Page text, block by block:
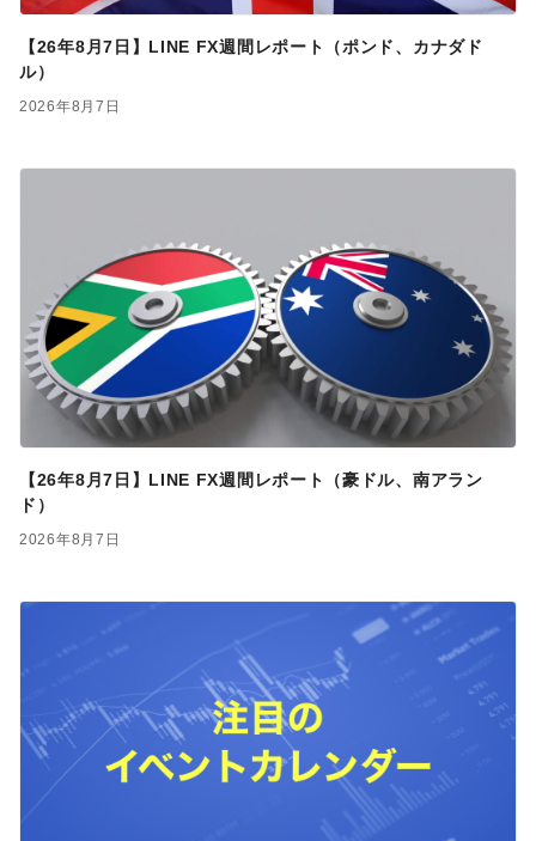
【26年8月7日】LINE FX週間レポート（ポンド、カナダド
ル）
2026年8月7日
【26年8月7日】LINE FX週間レポート（豪ドル、南アラン
ド）
2026年8月7日